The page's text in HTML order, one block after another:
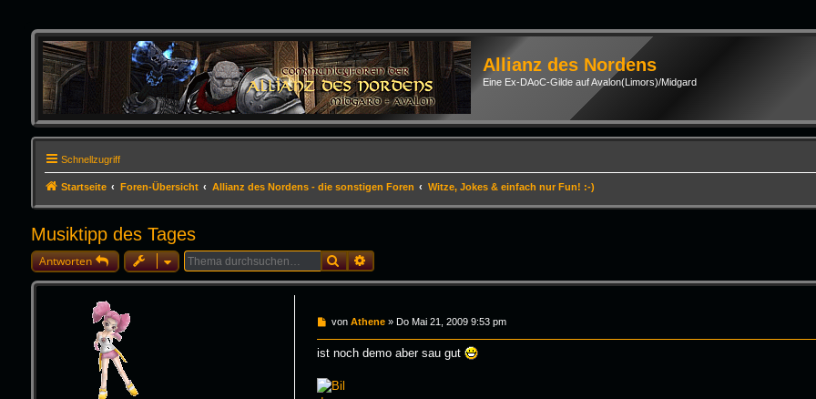
Allianz des Nordens
Eine Ex-DAoC-Gilde auf Avalon(Limors)/Midgard
Schnellzugriff
Startseite Foren-Übersicht Allianz des Nordens - die sonstigen Foren Witze, Jokes & einfach nur Fun! :-)
Musiktipp des Tages
Antworten SucheErweiterte Suche
B
t
a
g
vonAthene » Do Mai 21, 2009 9:53 pm
ist noch demo aber sau gut